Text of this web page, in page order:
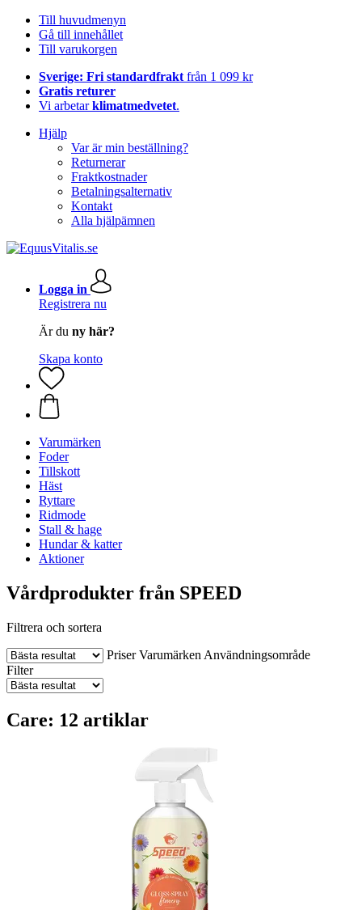
Till huvudmenyn
Gå till innehållet
Till varukorgen
Sverige: Fri standardfrakt från 1 099 kr
Gratis returer
Vi arbetarklimatmedvetet.
Hjälp
Var är min beställning?
Returnerar
Fraktkostnader
Betalningsalternativ
Kontakt
Alla hjälpämnen
Logga in
Registrera nu
Är du ny här?
Skapa konto
Varumärken
Foder
Tillskott
Häst
Ryttare
Ridmode
Stall & hage
Hundar & katter
Aktioner
Vårdprodukter från SPEED
Filtrera och sortera
Priser Varumärken Användningsområde
Filter
Care: 12 artiklar